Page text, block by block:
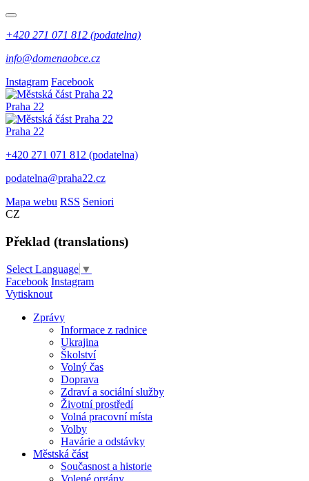
+420 271 071 812 (podatelna)
info@domenaobce.cz
Instagram Facebook
Praha 22
Praha 22
+420 271 071 812 (podatelna)
podatelna@praha22.cz
Mapa webu RSS Seniori
CZ
Překlad (translations)
Select Language ▼
Facebook Instagram
Vytisknout
Zprávy
Informace z radnice
Ukrajina
Školství
Volný čas
Doprava
Zdraví a sociální služby
Životní prostředí
Volná pracovní místa
Volby
Havárie a odstávky
Městská část
Současnost a historie
Volené orgány